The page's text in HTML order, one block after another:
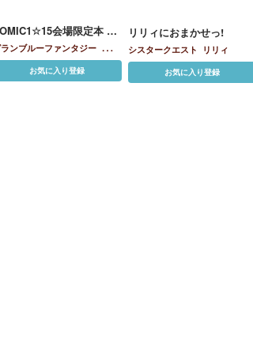
会場限定本 こ
しん♥こうしん
ンブルーファンタジー エリ
クリスタリア・リリィティア
ィ
お気に入り登録
リリィにおまかせっ!
シスタークエスト リリィ
お気に入り登録